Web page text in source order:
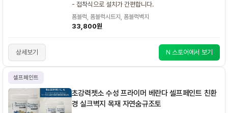
- 접착식으로 설치가 간편합니다.
폼블럭, 폼블럭시트지, 폼블럭벽지
33,800원
상세보기 N 스토어에서 보기
셀프페인트
초강력젯소 수성 프라이머 베란다 셀프페인트 친환
경 실크벽지 목재 자연숨규조토